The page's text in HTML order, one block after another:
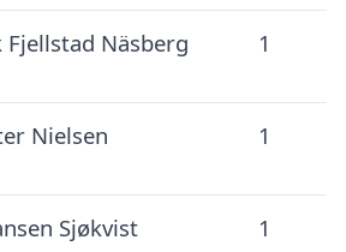
Fjellstad Näsberg 1
Nielsen 1
Sjøkvist 1